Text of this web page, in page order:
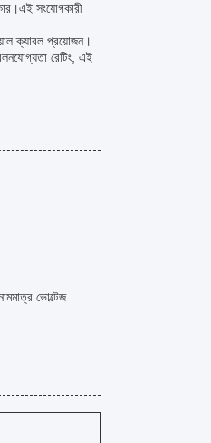
সংযোগকারী
ক্যাবল প্রয়োজন।
রেটিং, এই
ভোল্টেজ